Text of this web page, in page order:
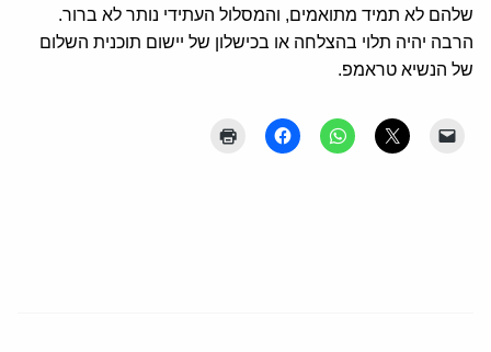
שלהם לא תמיד מתואמים, והמסלול העתידי נותר לא ברור.
הרבה יהיה תלוי בהצלחה או בכישלון של יישום תוכנית השלום
של הנשיא טראמפ.